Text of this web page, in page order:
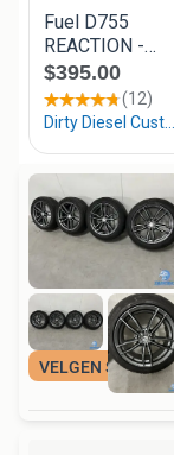
VELGEN SPECIALIST